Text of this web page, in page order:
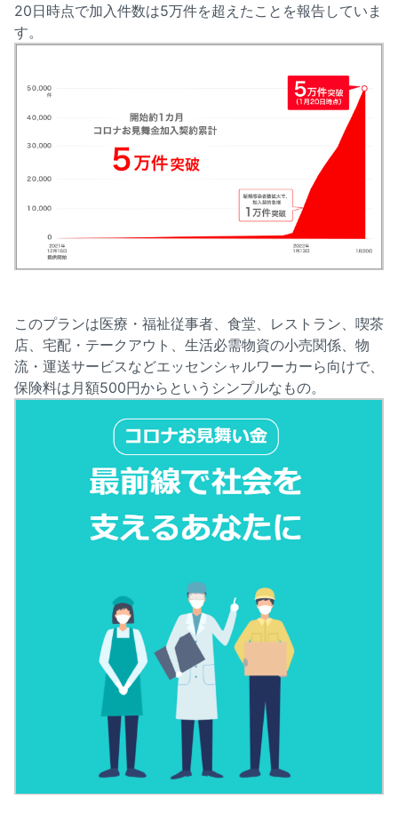
20日時点で加入件数は5万件を超えたことを報告していま
す。
このプランは医療・福祉従事者、食堂、レストラン、喫茶
店、宅配・テークアウト、生活必需物資の小売関係、物
流・運送サービスなどエッセンシャルワーカーら向けで、
保険料は月額500円からというシンプルなもの。